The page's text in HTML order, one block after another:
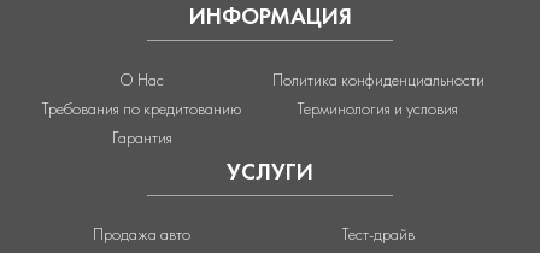
УСЛУГИ
Продажа авто
Тест-драйв
ИНФОРМАЦИЯ
О Нас
Требования по кредитованию
Гарантия
Политика конфиденциальности
Терминология и условия